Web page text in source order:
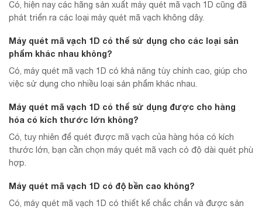
Có, hiện nay các hãng sản xuất máy quét mã vạch 1D cũng đã
phát triển ra các loại máy quét mã vạch không dây.
Máy quét mã vạch 1D có thể sử dụng cho các loại sản
phẩm khác nhau không?
Có, máy quét mã vạch 1D có khả năng tùy chỉnh cao, giúp cho
việc sử dụng cho nhiều loại sản phẩm khác nhau.
Máy quét mã vạch 1D có thể sử dụng được cho hàng
hóa có kích thước lớn không?
Có, tuy nhiên để quét được mã vạch của hàng hóa có kích
thước lớn, bạn cần chọn máy quét mã vạch có độ dài quét phù
hợp.
Máy quét mã vạch 1D có độ bền cao không?
Có, máy quét mã vạch 1D có thiết kế chắc chắn và được sản